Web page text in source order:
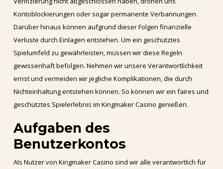
Kontoblockierungen oder sogar permanente Verbannungen.
Darüber hinaus können aufgrund dieser Folgen finanzielle
Verluste durch Einlagen entstehen. Um ein geschütztes
Spielumfeld zu gewährleisten, müssen wir diese Regeln
gewissenhaft befolgen. Nehmen wir unsere Verantwortlichkeit
ernst und vermeiden wir jegliche Komplikationen, die durch
Nichteinhaltung entstehen können. So können wir ein faires und
geschütztes Spielerlebnis im Kingmaker Casino genießen.
Aufgaben des
Benutzerkontos
Als Nutzer von Kingmaker Casino sind wir alle verantwortlich für